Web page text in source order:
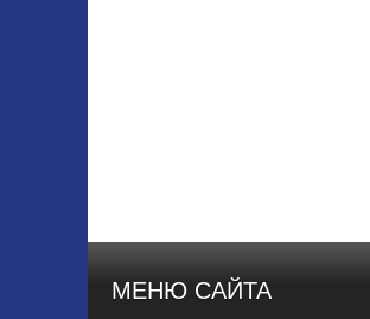
МЕНЮ САЙТА